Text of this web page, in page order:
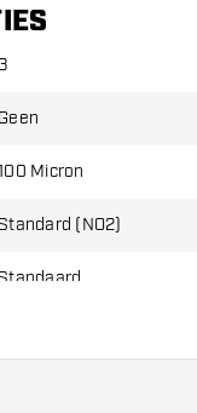
Geen
Micron
Standard (NO2)
Standaard